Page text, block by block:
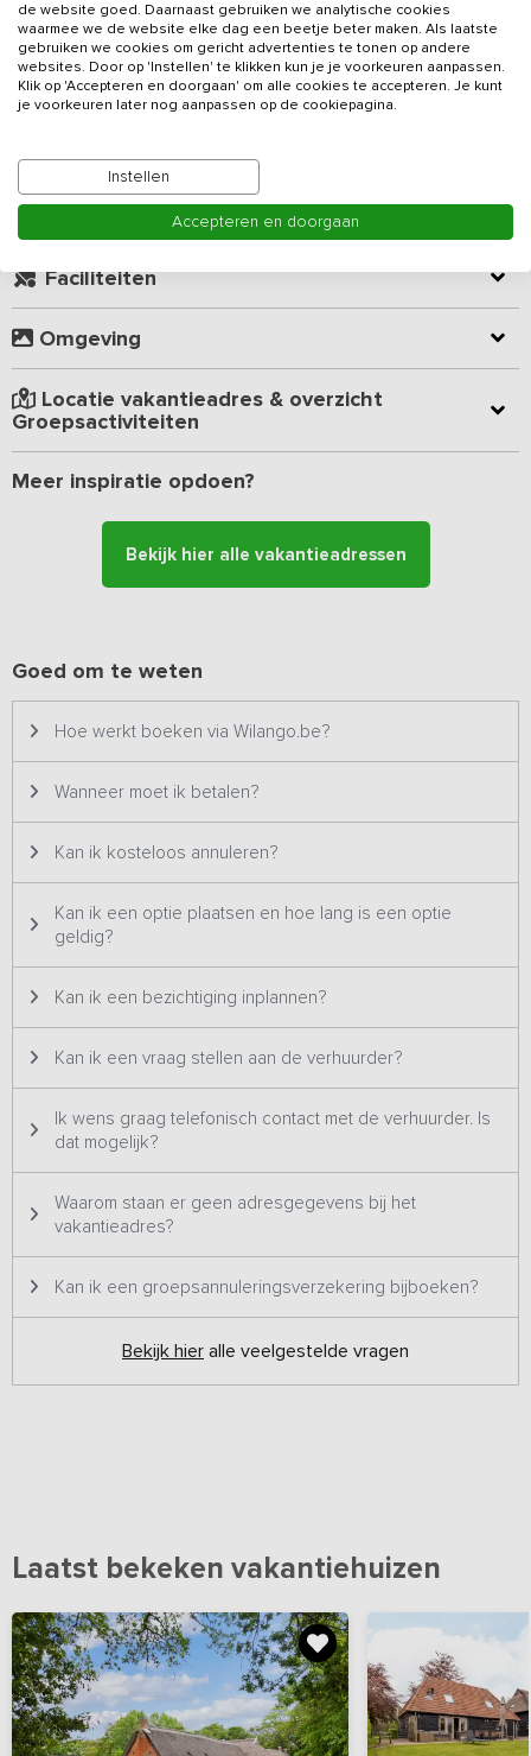
Limburgse boerderij. Gezien de ligging in dit heuvelachtige gebied
is ditvakantieadreszeer geschikt voor groepen die van
wielrennen en mountainbiken houden (toer en MTB) en die het
prachtige Zuid Limburgse heuvelland willen verkennen.
banken en een eetkamer waar u met uw gehele groep
gezamenlijk kunt eten. De ruime keuken is van alle gemakken
voorzien zoals een vaatwasser en combimagnetron.
poort, hier is het heerlijk vertoeven! Het terras biedt uitzicht over
een glooiend weiland met hoogstambomen en een hellingbos.
Lees meer
Kamer indeling
Geverifieerde beoordelingen
Faciliteiten
Omgeving
Locatie vakantieadres & overzicht
Groepsactiviteiten
Meer inspiratie opdoen?
Bekijk hier alle vakantieadressen
Goed om te weten
Hoe werkt boeken via Wilango.be?
Wanneer moet ik betalen?
Kan ik kosteloos annuleren?
Kan ik een optie plaatsen en hoe lang is een optie
geldig?
Kan ik een bezichtiging inplannen?
Kan ik een vraag stellen aan de verhuurder?
Ik wens graag telefonisch contact met de verhuurder. Is
dat mogelijk?
Waarom staan er geen adresgegevens bij het
vakantieadres?
Kan ik een groepsannuleringsverzekering bijboeken?
Bekijk hier alle veelgestelde vragen
Laatst bekeken vakantiehuizen
de website goed. Daarnaast gebruiken we analytische cookies
waarmee we de website elke dag een beetje beter maken. Als laatste
gebruiken we cookies om gericht advertenties te tonen op andere
websites. Door op 'Instellen' te klikken kun je je voorkeuren aanpassen.
Klik op 'Accepteren en doorgaan' om alle cookies te accepteren. Je kunt
je voorkeuren later nog aanpassen op de cookiepagina.
Instellen
Accepteren en doorgaan